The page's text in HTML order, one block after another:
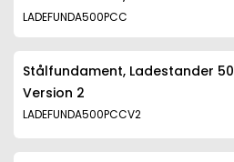
LADEFUNDA500PCC
Stålfundament, Ladestander
Version 2
LADEFUNDA500PCCV2